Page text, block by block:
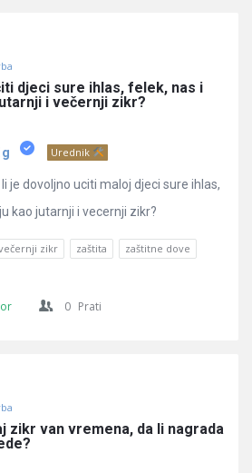
djeci sure ihlas, felek, nas i
i večernji zikr?
Urednik
je dovoljno uciti maloj djeci sure ihlas,
kao jutarnji i vecernji zikr?
zikr zaštita
zaštitne dove
0 Prati
zikr van vremena, da li nagrada